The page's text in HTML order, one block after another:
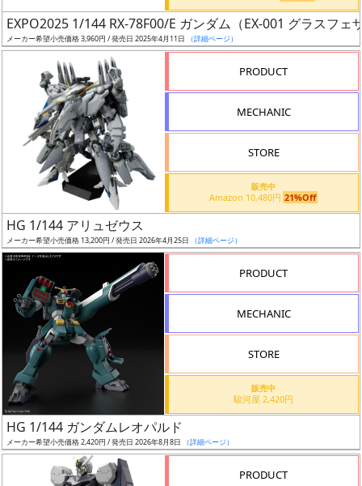
日
発
売
シュ
通知
ギ
ャ
ラ
あ
価
格
改
定
予
EXPO2025 1/144 RX-78F00/E ガンダム（EX-001 グラスフェ
メーカー希望小売価格 3,960円 / 発売日 2025年4月11日 （詳細ページ）
PRODUCT
MECHANIC
STORE
販売中
Amazon 10,480円 21%Off
HG 1/144 アリュゼウス
メーカー希望小売価格 13,200円 / 発売日 2026年4月25日 （詳細ページ）
PRODUCT
MECHANIC
STORE
販売中
駿河屋 2,420円
HG 1/144 ガンダムレオパルド
メーカー希望小売価格 2,420円 / 発売日 2026年8月8日 （詳細ページ）
PRODUCT